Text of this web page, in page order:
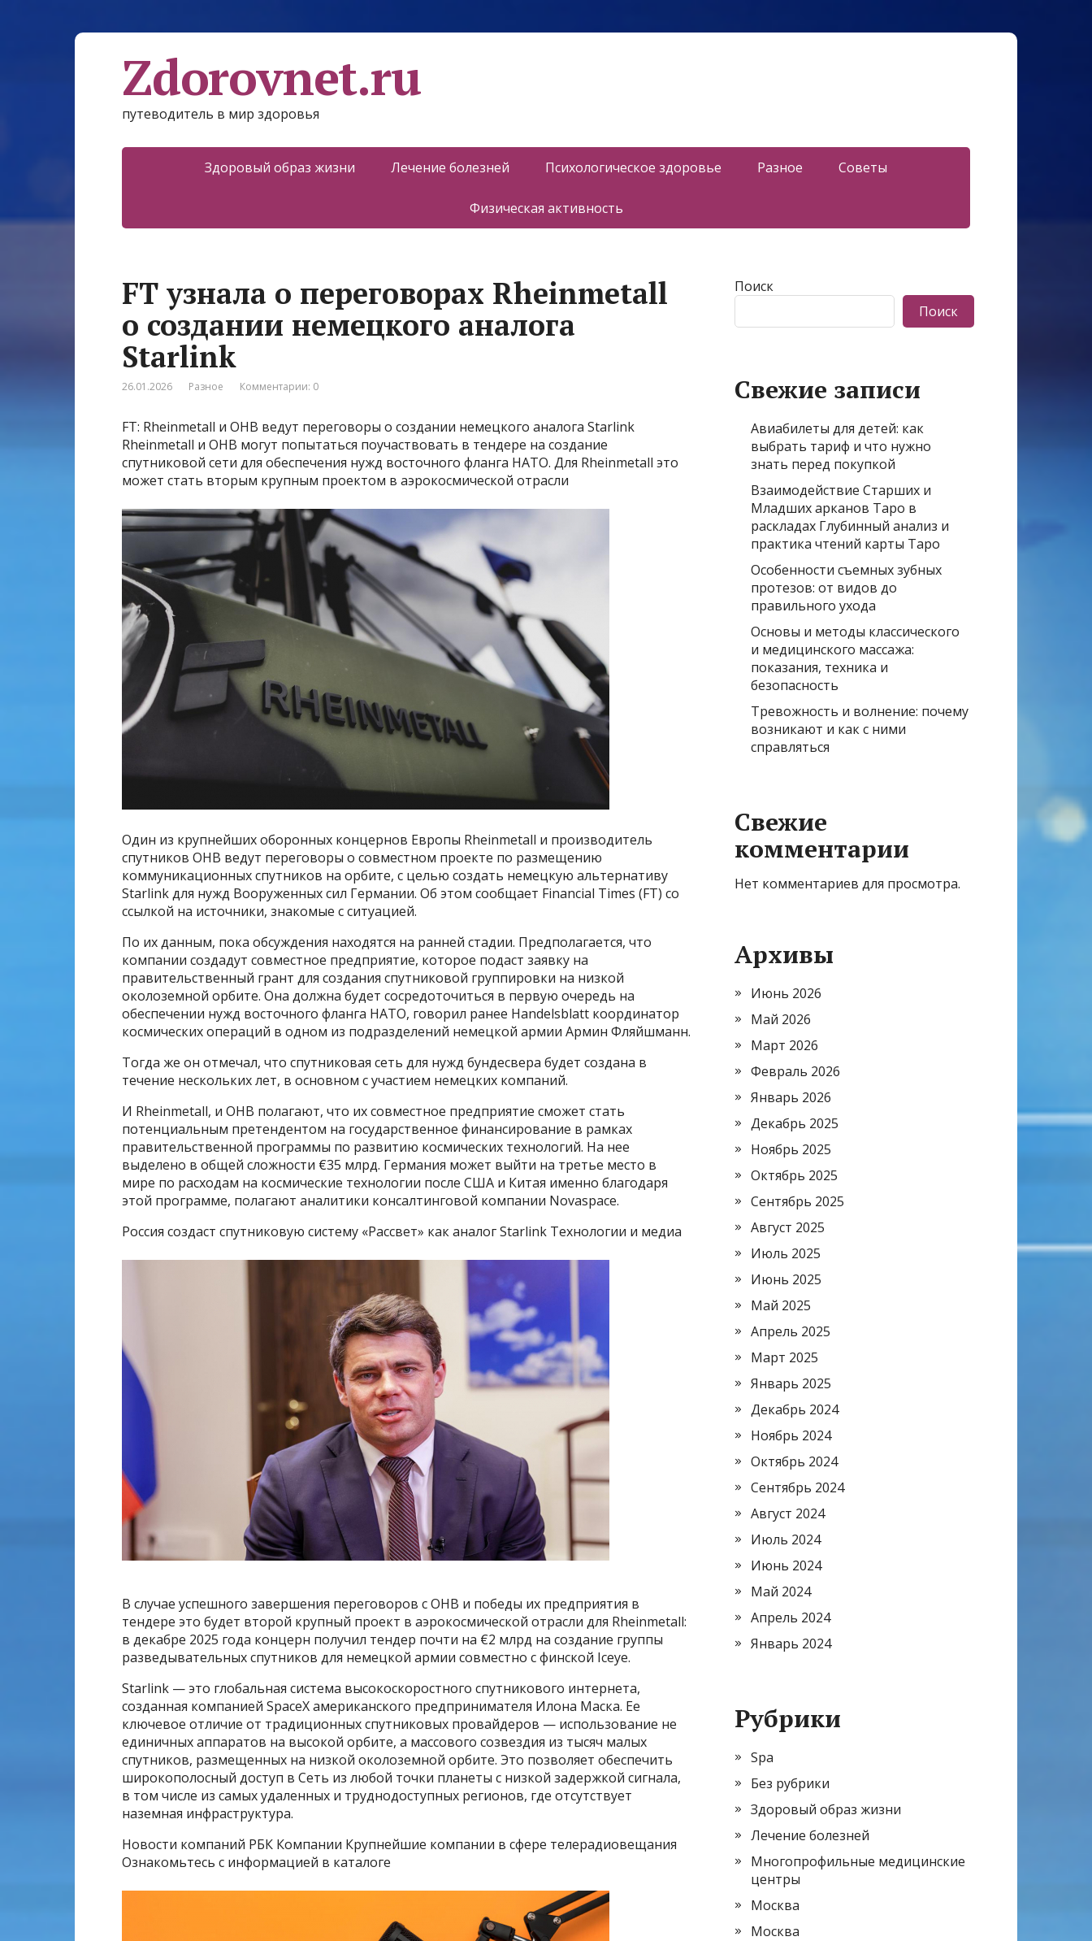
Zdorovnet.ru
путеводитель в мир здоровья
Здоровый образ жизни Лечение болезней Психологическое здоровье Разное Советы
Физическая активность
FT узнала о переговорах Rheinmetall
о создании немецкого аналога
Starlink
26.01.2026 Разное Комментарии: 0
FT: Rheinmetall и OHB ведут переговоры о создании немецкого аналога Starlink
Rheinmetall и OHB могут попытаться поучаствовать в тендере на создание
спутниковой сети для обеспечения нужд восточного фланга НАТО. Для Rheinmetall это
может стать вторым крупным проектом в аэрокосмической отрасли
Один из крупнейших оборонных концернов Европы Rheinmetall и производитель
спутников OHB ведут переговоры о совместном проекте по размещению
коммуникационных спутников на орбите, с целью создать немецкую альтернативу
Starlink для нужд Вооруженных сил Германии. Об этом сообщает Financial Times (FT) со
ссылкой на источники, знакомые с ситуацией.
По их данным, пока обсуждения находятся на ранней стадии. Предполагается, что
компании создадут совместное предприятие, которое подаст заявку на
правительственный грант для создания спутниковой группировки на низкой
околоземной орбите. Она должна будет сосредоточиться в первую очередь на
обеспечении нужд восточного фланга НАТО, говорил ранее Handelsblatt координатор
космических операций в одном из подразделений немецкой армии Армин Фляйшманн.
Тогда же он отмечал, что спутниковая сеть для нужд бундесвера будет создана в
течение нескольких лет, в основном с участием немецких компаний.
И Rheinmetall, и OHB полагают, что их совместное предприятие сможет стать
потенциальным претендентом на государственное финансирование в рамках
правительственной программы по развитию космических технологий. На нее
выделено в общей сложности €35 млрд. Германия может выйти на третье место в
мире по расходам на космические технологии после США и Китая именно благодаря
этой программе, полагают аналитики консалтинговой компании Novaspace.
Россия создаст спутниковую систему «Рассвет» как аналог Starlink Технологии и медиа
В случае успешного завершения переговоров с OHB и победы их предприятия в
тендере это будет второй крупный проект в аэрокосмической отрасли для Rheinmetall:
в декабре 2025 года концерн получил тендер почти на €2 млрд на создание группы
разведывательных спутников для немецкой армии совместно с финской Iceye.
Starlink — это глобальная система высокоскоростного спутникового интернета,
созданная компанией SpaceX американского предпринимателя Илона Маска. Ее
ключевое отличие от традиционных спутниковых провайдеров — использование не
единичных аппаратов на высокой орбите, а массового созвездия из тысяч малых
спутников, размещенных на низкой околоземной орбите. Это позволяет обеспечить
широкополосный доступ в Сеть из любой точки планеты с низкой задержкой сигнала,
в том числе из самых удаленных и труднодоступных регионов, где отсутствует
наземная инфраструктура.
Новости компаний РБК Компании Крупнейшие компании в сфере телерадиовещания
Ознакомьтесь с информацией в каталоге
Поиск
Поиск
Свежие записи
Авиабилеты для детей: как
выбрать тариф и что нужно
знать перед покупкой
Взаимодействие Старших и
Младших арканов Таро в
раскладах Глубинный анализ и
практика чтений карты Таро
Особенности съемных зубных
протезов: от видов до
правильного ухода
Основы и методы классического
и медицинского массажа:
показания, техника и
безопасность
Тревожность и волнение: почему
возникают и как с ними
справляться
Свежие
комментарии
Нет комментариев для просмотра.
Архивы
Июнь 2026
Май 2026
Март 2026
Февраль 2026
Январь 2026
Декабрь 2025
Ноябрь 2025
Октябрь 2025
Сентябрь 2025
Август 2025
Июль 2025
Июнь 2025
Май 2025
Апрель 2025
Март 2025
Январь 2025
Декабрь 2024
Ноябрь 2024
Октябрь 2024
Сентябрь 2024
Август 2024
Июль 2024
Июнь 2024
Май 2024
Апрель 2024
Январь 2024
Рубрики
Spa
Без рубрики
Здоровый образ жизни
Лечение болезней
Многопрофильные медицинские
центры
Москва
Москва